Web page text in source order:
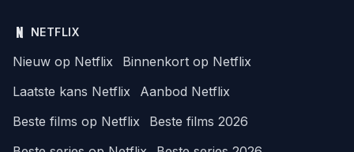
NETFLIX
Nieuw op Netflix
Binnenkort op Netflix
Laatste kans Netflix
Aanbod Netflix
Beste films op Netflix
Beste films 2026